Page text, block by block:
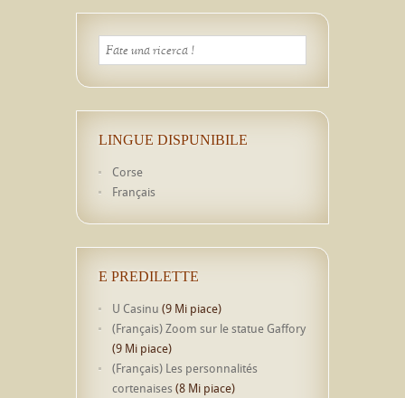
LINGUE DISPUNIBILE
Corse
Français
E PREDILETTE
U Casinu (9 Mi piace)
(Français) Zoom sur le statue Gaffory
(9 Mi piace)
(Français) Les personnalités
cortenaises (8 Mi piace)